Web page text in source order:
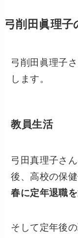
弓削田眞理
弓削田眞理子
します。
教員生活
弓田真理子さ
後、高校の保
春に定年退職
そして定年後